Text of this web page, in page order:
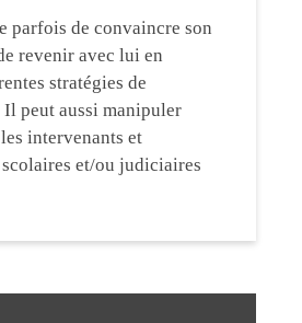
parfois de convaincre son
revenir avec lui en
stratégies de
peut aussi manipuler
intervenants et
et/ou judiciaires